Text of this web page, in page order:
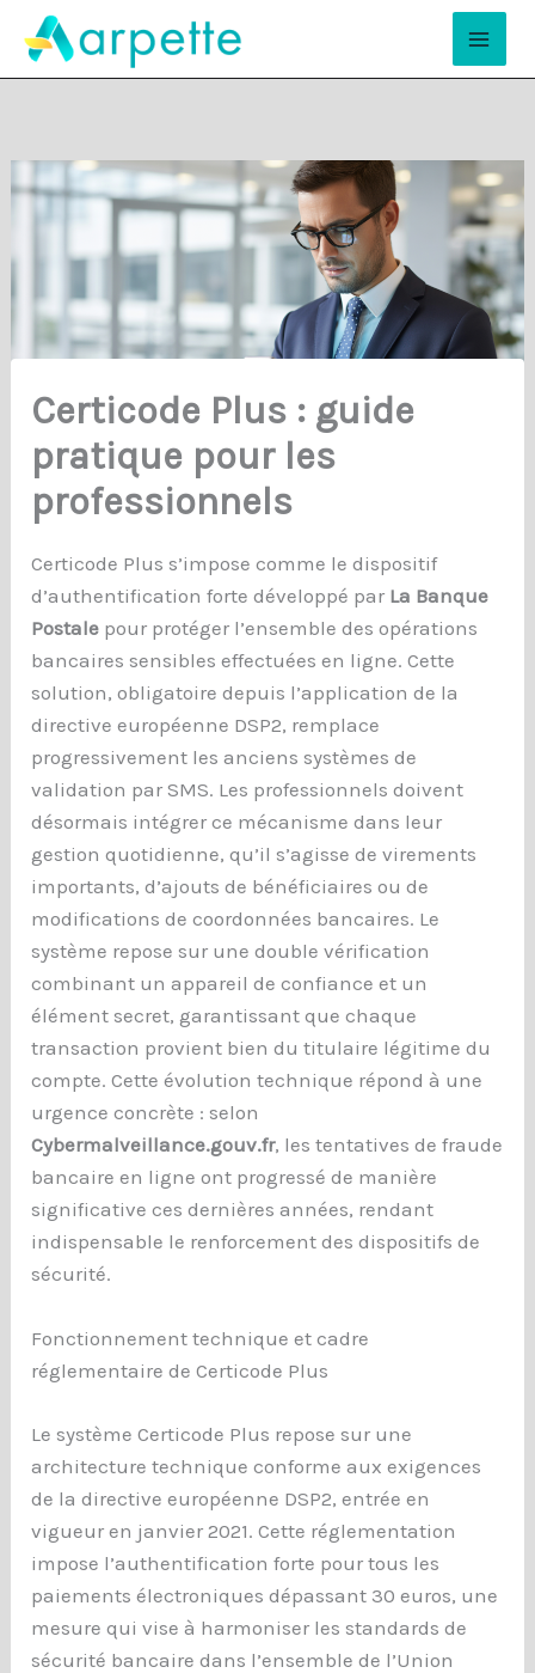
contenu
Certicode Plus : guide
pratique pour les
professionnels
Certicode Plus s’impose comme le dispositif
d’authentification forte développé par La Banque
Postale pour protéger l’ensemble des opérations
bancaires sensibles effectuées en ligne. Cette
solution, obligatoire depuis l’application de la
directive européenne DSP2, remplace
progressivement les anciens systèmes de
validation par SMS. Les professionnels doivent
désormais intégrer ce mécanisme dans leur
gestion quotidienne, qu’il s’agisse de virements
importants, d’ajouts de bénéficiaires ou de
modifications de coordonnées bancaires. Le
système repose sur une double vérification
combinant un appareil de confiance et un
élément secret, garantissant que chaque
transaction provient bien du titulaire légitime du
compte. Cette évolution technique répond à une
urgence concrète : selon
Cybermalveillance.gouv.fr, les tentatives de fraude
bancaire en ligne ont progressé de manière
significative ces dernières années, rendant
indispensable le renforcement des dispositifs de
sécurité.
Fonctionnement technique et cadre
réglementaire de Certicode Plus
Le système Certicode Plus repose sur une
architecture technique conforme aux exigences
de la directive européenne DSP2, entrée en
vigueur en janvier 2021. Cette réglementation
impose l’authentification forte pour tous les
paiements électroniques dépassant 30 euros, une
mesure qui vise à harmoniser les standards de
sécurité bancaire dans l’ensemble de l’Union